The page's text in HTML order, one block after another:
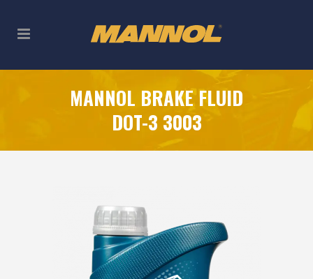
MANNOL BRAKE FLUID
DOT-3 3003